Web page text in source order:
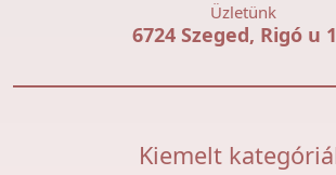
Üzletünk
6724 Szeged, Rigó u
Kiemelt